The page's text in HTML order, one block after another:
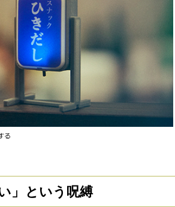
」という呪縛